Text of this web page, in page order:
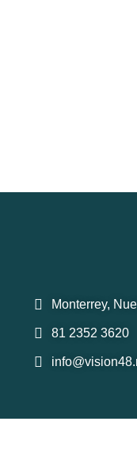
Monterrey,
81 2352 3620